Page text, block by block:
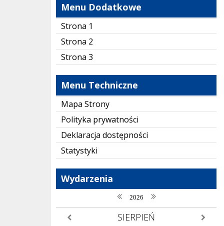
Menu Dodatkowe
Strona 1
Strona 2
Strona 3
Menu Techniczne
Mapa Strony
Polityka prywatności
Deklaracja dostępności
Statystyki
Wydarzenia
poprzedni rok
2026 następny rok
poprzedni miesiąc SIERPIEŃ